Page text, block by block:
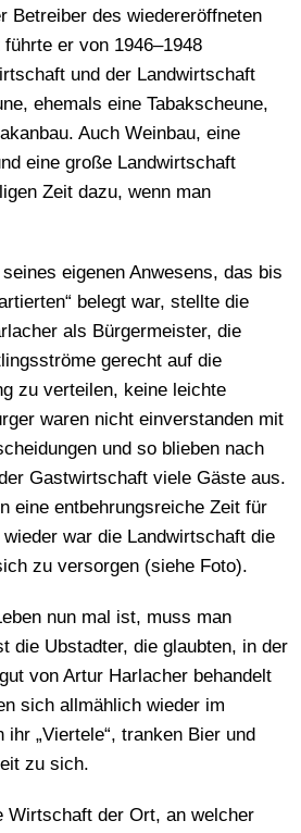
Betreiber des wiedereröffneten
führte er von 1946–1948
und der Landwirtschaft
ehemals eine Tabakscheune,
Auch Weinbau, eine
eine große Landwirtschaft
Zeit dazu, wenn man
eigenen Anwesens, das bis
belegt war, stellte die
als Bürgermeister, die
gerecht auf die
zu verteilen, keine leichte
waren nicht einverstanden mit
und so blieben nach
Gastwirtschaft viele Gäste aus.
eine entbehrungsreiche Zeit für
war die Landwirtschaft die
zu versorgen (siehe Foto).
nun mal ist, muss man
die Ubstadter, die glaubten, in der
von Artur Harlacher behandelt
sich allmählich wieder im
ihr „Viertele“, tranken Bier und
zu sich.
Wirtschaft der Ort, an welcher